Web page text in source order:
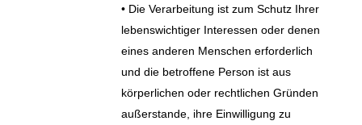
• Die Verarbeitung ist zum Schutz Ihrer
lebenswichtiger Interessen oder denen
eines anderen Menschen erforderlich
und die betroffene Person ist aus
körperlichen oder rechtlichen Gründen
außerstande, ihre Einwilligung zu